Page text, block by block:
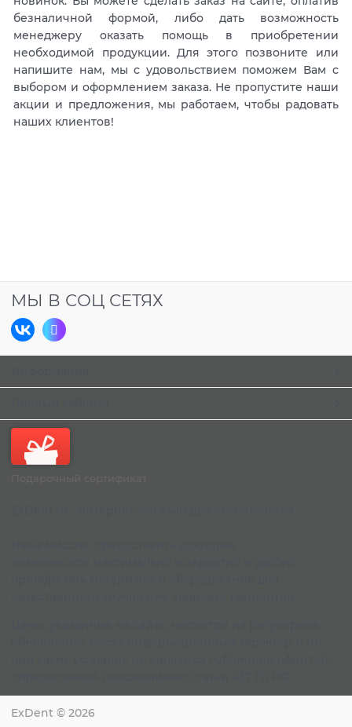
безналичной формой, либо дать возможность
менеджеру оказать помощь в приобретении
необходимой продукции. Для этого позвоните или
напишите нам, мы с удовольствием поможем Вам с
выбором и оформлением заказа. Не пропустите наши
акции и предложения, мы работаем, чтобы радовать
наших клиентов!
МЫ В СОЦ СЕТЯХ
ExDent © 2026